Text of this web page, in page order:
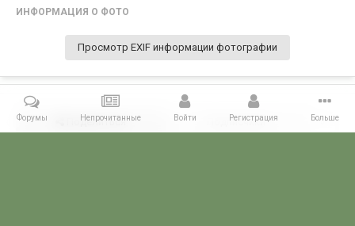
ИНФОРМАЦИЯ О ФОТО
Просмотр EXIF информации фотографии
Поделиться Подписчики 0
Форумы Непрочитанные Войти Регистрация Больше